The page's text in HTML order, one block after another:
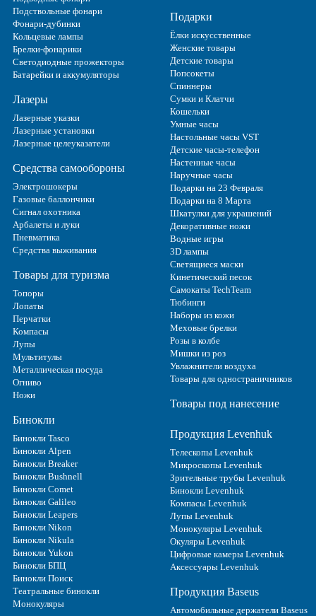
Подствольные фонари
Фонари-дубинки
Кольцевые лампы
Брелки-фонарики
Светодиодные прожекторы
Батарейки и аккумуляторы
Лазеры
Лазерные указки
Лазерные установки
Лазерные целеуказатели
Средства самообороны
Электрошокеры
Газовые баллончики
Сигнал охотника
Арбалеты и луки
Пневматика
Средства выживания
Товары для туризма
Топоры
Лопаты
Перчатки
Компасы
Лупы
Мультитулы
Металлическая посуда
Огниво
Ножи
Бинокли
Бинокли Tasco
Бинокли Alpen
Бинокли Breaker
Бинокли Bushnell
Бинокли Comet
Бинокли Galileo
Бинокли Leapers
Бинокли Nikon
Бинокли Nikula
Бинокли Yukon
Бинокли БПЦ
Бинокли Поиск
Театральные бинокли
Монокуляры
Подарки
Ёлки искусственные
Женские товары
Детские товары
Попсокеты
Спиннеры
Сумки и Клатчи
Кошельки
Умные часы
Настольные часы VST
Детские часы-телефон
Настенные часы
Наручные часы
Подарки на 23 Февраля
Подарки на 8 Марта
Шкатулки для украшений
Декоративные ножи
Водные игры
3D лампы
Светящиеся маски
Кинетический песок
Самокаты TechTeam
Тюбинги
Наборы из кожи
Меховые брелки
Розы в колбе
Мишки из роз
Увлажнители воздуха
Товары для одностраничников
Товары под нанесение
Продукция Levenhuk
Телескопы Levenhuk
Микроскопы Levenhuk
Зрительные трубы Levenhuk
Бинокли Levenhuk
Компасы Levenhuk
Лупы Levenhuk
Монокуляры Levenhuk
Окуляры Levenhuk
Цифровые камеры Levenhuk
Аксессуары Levenhuk
Продукция Baseus
Автомобильные держатели Baseus